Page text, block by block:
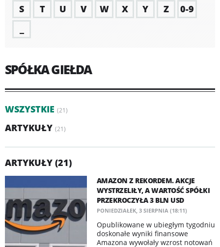
S
T U V W X Y Z
0-9
SPÓŁKA GIEŁDA
WSZYSTKIE (21)
ARTYKUŁY (21)
ARTYKUŁY (21)
AMAZON Z REKORDEM. AKCJE
WYSTRZELIŁY, A WARTOŚĆ SPÓŁKI
PRZEKROCZYŁA 3 BLN USD
PONIEDZIAŁEK, 3 SIERPNIA (18:11)
Opublikowane w ubiegłym tygodniu
doskonałe wyniki finansowe
Amazona wywołały wzrost notowań